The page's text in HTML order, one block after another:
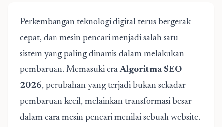
Perkembangan teknologi digital terus bergerak
cepat, dan mesin pencari menjadi salah satu
sistem yang paling dinamis dalam melakukan
pembaruan. Memasuki eraAlgoritma SEO
2026, perubahan yang terjadi bukan sekadar
pembaruan kecil, melainkan transformasi besar
dalam cara mesin pencari menilai sebuah website.